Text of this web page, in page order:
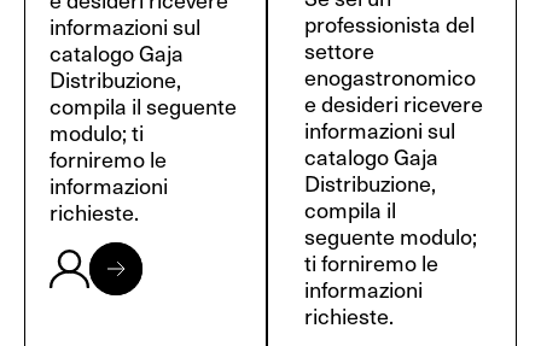
informazioni sul
catalogo Gaja
Distribuzione,
compila il seguente
modulo; ti
forniremo le
informazioni
richieste.
professionista del
settore
enogastronomico
e desideri ricevere
informazioni sul
catalogo Gaja
Distribuzione,
compila il
seguente modulo;
ti forniremo le
informazioni
richieste.